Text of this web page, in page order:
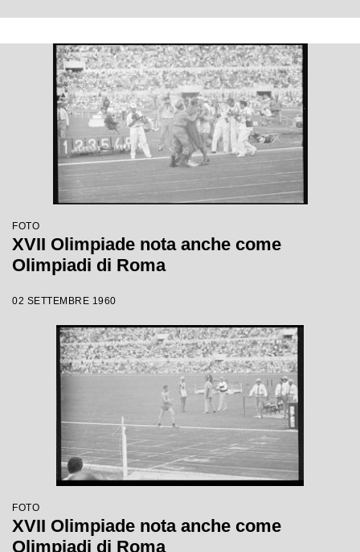
FOTO
XVII Olimpiade nota anche come
Olimpiadi di Roma
02 SETTEMBRE 1960
FOTO
XVII Olimpiade nota anche come
Olimpiadi di Roma